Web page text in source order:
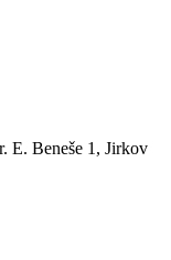
E. Beneše 1, Jirkov